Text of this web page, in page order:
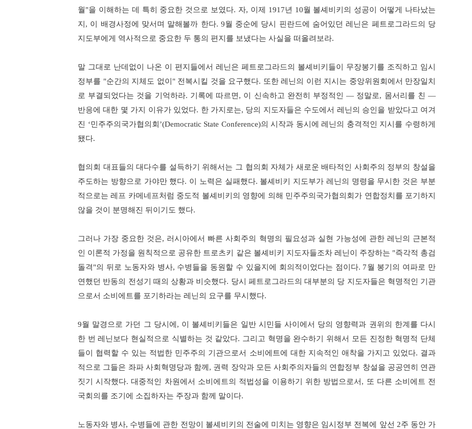
월"을 이해하는 데 특히 중요한 것으로 보였다. 자, 이제 1917년 10월 볼셰비키의 성공이 어떻게 나타났는
지 , 이 배경사정에 맞서며 말해볼까 한다. 9월 중순에 당시 핀란드에 숨어있던 레닌은 페트로그라드의 당
지도부에게 역사적으로 중요한 두 통의 편지를 보냈다는 사실을 떠올려보라.
말 그대로 난데없이 나온 이 편지들에서 레닌은 페트로그라드의 볼셰비키들이 무장봉기를 조직하고 임시
정부를 "순간의 지체도 없이 " 전복시킬 것을 요구했다. 또한 레닌의 이런 지시는 중앙위원회에서 만장일치
로 부결되었다는 것을 기억하라. 기록에 따르면 , 이 신속하고 완전히 부정적인— 정말로, 몸서리를 친—
반응에 대한 몇 가지 이유가 있었다. 한 가지로는, 당의 지도자들은 수도에서 레닌의 승인을 받았다고 여겨
진 ‘민주주의국가협의회 ’(Democratic State Conference)의 시작과 동시에 레닌의 충격적인 지시를 수령하게
됐다.
협의회 대표들의 대다수를 설득하기 위해서는 그 협의회 자체가 새로운 배타적인 사회주의 정부의 창설을
주도하는 방향으로 가야만 했다. 이 노력은 실패했다. 볼셰비키 지도부가 레닌의 명령을 무시한 것은 부분
적으로는 레프 카메네프처럼 중도적 볼셰비키의 영향에 의해 민주주의국가협의회가 연합정치를 포기하지
않을 것이 분명해진 뒤이기도 했다.
그러나 가장 중요한 것은, 러시아에서 빠른 사회주의 혁명의 필요성과 실현 가능성에 관한 레닌의 근본적
인 이론적 가정을 원칙적으로 공유한 트로츠키 같은 볼셰비키 지도자들조차 레닌이 주장하는 "즉각적 총검
돌격"의 뒤로 노동자와 병사, 수병들을 동원할 수 있을지에 회의적이었다는 점이다. 7월 봉기의 여파로 만
연했던 반동의 전성기 때의 상황과 비슷했다. 당시 페트로그라드의 대부분의 당 지도자들은 혁명적인 기관
으로서 소비에트를 포기하라는 레닌의 요구를 무시했다.
9월 말경으로 가던 그 당시에 , 이 볼셰비키들은 일반 시민들 사이에서 당의 영향력과 권위의 한계를 다시
한 번 레닌보다 현실적으로 식별하는 것 같았다. 그리고 혁명을 완수하기 위해서 모든 진정한 혁명적 단체
들이 협력할 수 있는 적법한 민주주의 기관으로서 소비에트에 대한 지속적인 애착을 가지고 있었다. 결과
적으로 그들은 좌파 사회혁명당과 함께 , 권력 장악과 모든 사회주의자들의 연합정부 창설을 공공연히 연관
짓기 시작했다.대중적인 차원에서 소비에트의 적법성을 이용하기 위한 방법으로서 , 또 다른 소비에트 전
국회의를 조기에 소집하자는 주장과 함께 말이다.
노동자와 병사, 수병들에 관한 전망이 볼셰비키의 전술에 미치는 영향은 임시정부 전복에 앞선 2주 동안 가